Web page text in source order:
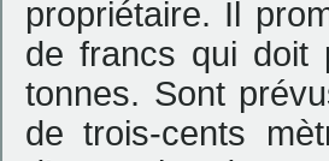
propriétaire. Il
de francs qui doit
tonnes. Sont
de trois-cents